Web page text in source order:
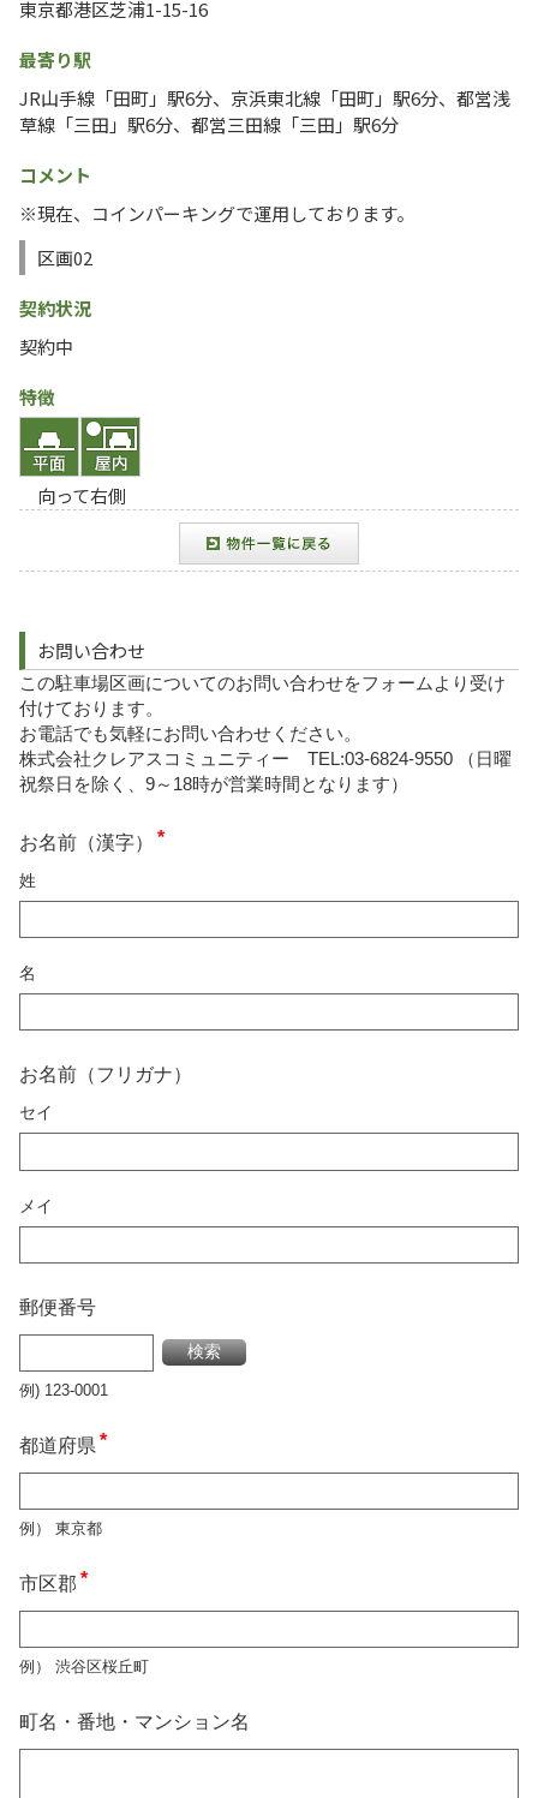
東京都港区芝浦1-15-16
最寄り駅
JR山手線「田町」駅6分、京浜東北線「田町」駅6分、都営浅
草線「三田」駅6分、都営三田線「三田」駅6分
コメント
※現在、コインパーキングで運用しております。
区画02
契約状況
契約中
特徴
向って右側
お問い合わせ